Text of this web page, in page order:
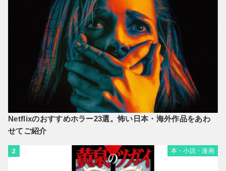
Netflixのおすすめホラー23選。怖い日本・海外作品をあわ
せてご紹介
2 本・小説・漫画